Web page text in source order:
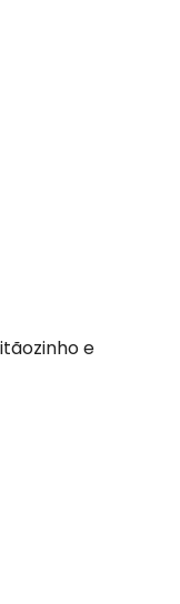
e